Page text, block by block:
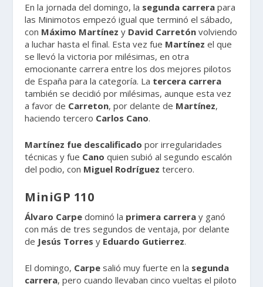
En la jornada del domingo, la segunda carrera para
las Minimotos empezó igual que terminó el sábado,
con Máximo Martínez y David Carretón volviendo
a luchar hasta el final. Esta vez fue Martínez el que
se llevó la victoria por milésimas, en otra
emocionante carrera entre los dos mejores pilotos
de España para la categoría. La tercera carrera
también se decidió por milésimas, aunque esta vez
a favor de Carreton, por delante de Martínez,
haciendo tercero Carlos Cano.
Martínez fue descalificado por irregularidades
técnicas y fue Cano quien subió al segundo escalón
del podio, con Miguel Rodríguez tercero.
MiniGP 110
Álvaro Carpe dominó la primera carreray ganó
con más de tres segundos de ventaja, por delante
de Jesús Torres y Eduardo Gutierrez.
El domingo, Carpe salió muy fuerte en la segunda
carrera, pero cuando llevaban cinco vueltas el piloto